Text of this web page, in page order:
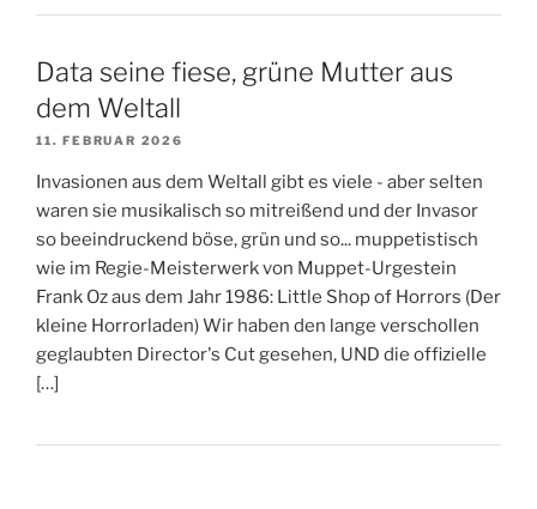
Data seine fiese, grüne Mutter aus
dem Weltall
11. FEBRUAR 2026
Invasionen aus dem Weltall gibt es viele - aber selten
waren sie musikalisch so mitreißend und der Invasor
so beeindruckend böse, grün und so... muppetistisch
wie im Regie-Meisterwerk von Muppet-Urgestein
Frank Oz aus dem Jahr 1986: Little Shop of Horrors (Der
kleine Horrorladen) Wir haben den lange verschollen
geglaubten Director's Cut gesehen, UND die offizielle
[…]